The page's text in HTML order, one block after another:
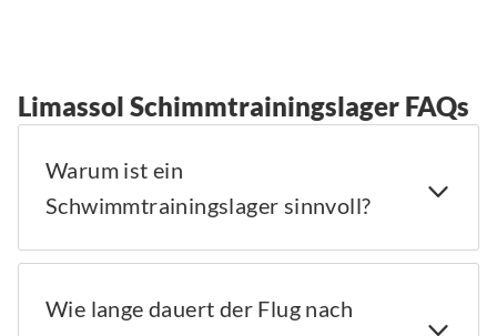
Limassol Schimmtrainingslager FAQs
Warum ist ein
Schwimmtrainingslager sinnvoll?
Wie lange dauert der Flug nach